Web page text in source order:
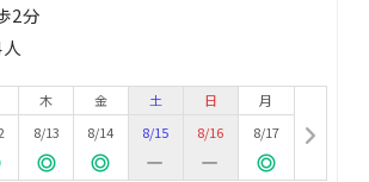
2分
木
8/13
金
8/14
土
8/15
日
8/16
月
8/17